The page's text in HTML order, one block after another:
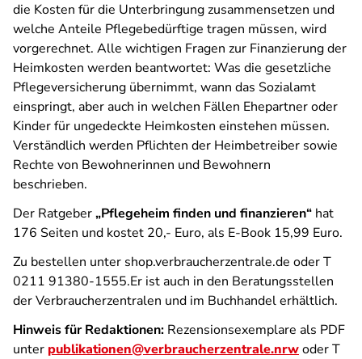
die Kosten für die Unterbringung zusammensetzen und
welche Anteile Pflegebedürftige tragen müssen, wird
vorgerechnet. Alle wichtigen Fragen zur Finanzierung der
Heimkosten werden beantwortet: Was die gesetzliche
Pflegeversicherung übernimmt, wann das Sozialamt
einspringt, aber auch in welchen Fällen Ehepartner oder
Kinder für ungedeckte Heimkosten einstehen müssen.
Verständlich werden Pflichten der Heimbetreiber sowie
Rechte von Bewohnerinnen und Bewohnern
beschrieben.
Der Ratgeber„Pflegeheim finden und finanzieren“ hat
176 Seiten und kostet 20,- Euro, als E-Book 15,99 Euro.
Zu bestellen unter shop.verbraucherzentrale.de oder T
0211 91380-1555.Er ist auch in den Beratungsstellen
der Verbraucherzentralen und im Buchhandel erhältlich.
Hinweis für Redaktionen: Rezensionsexemplare als PDF
unter publikationen@verbraucherzentrale.nrwoder T